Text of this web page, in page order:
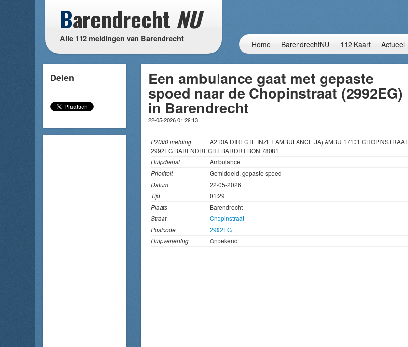
Barendrecht NU
Alle 112 meldingen van Barendrecht
Home BarendrechtNU 112 Kaart Actueel
Delen Een ambulance gaat met gepaste
spoed naar de Chopinstraat (2992EG)
in Barendrecht
22-05-2026 01:29:13
P2000 melding
A2 DIA DIRECTE INZET AMBULANCE JA) AMBU 17101 CHOPINSTRAAT
2992EG BARENDRECHT BARDRT BON 78081
Hulpdienst
Ambulance
Prioriteit
Gemiddeld, gepaste spoed
Datum
22-05-2026
Tijd
01:29
Plaats
Barendrecht
Straat
Chopinstraat
Postcode
2992EG
Hulpverlening
Onbekend